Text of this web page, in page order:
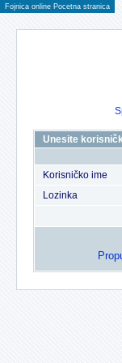
Fojnica online Pocetna stranica
Unesite
Korisničko ime
Lozinka